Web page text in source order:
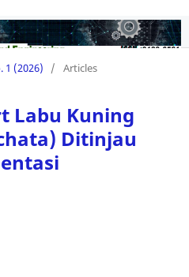
1 (2026) / Articles
Labu Kuning
Ditinjau